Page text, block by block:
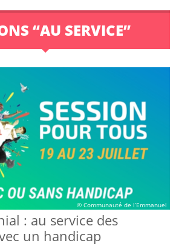
“AU SERVICE”
© Communauté de l’Emmanuel
: au service des
un handicap